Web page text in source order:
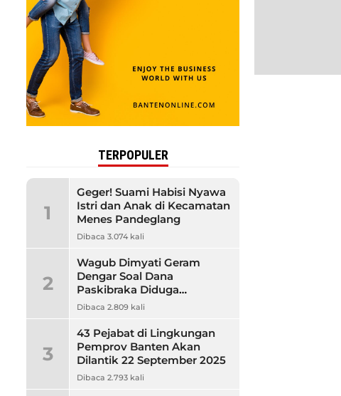
TERPOPULER
1
Geger! Suami Habisi Nyawa
Istri dan Anak di Kecamatan
Menes Pandeglang
Dibaca 3.074 kali
2
Wagub Dimyati Geram
Dengar Soal Dana
Paskibraka Diduga
Bermasalah, Banyak
Dibaca 2.809 kali
3
43 Pejabat di Lingkungan
Pemprov Banten Akan
Dilantik 22 September 2025
Dibaca 2.793 kali